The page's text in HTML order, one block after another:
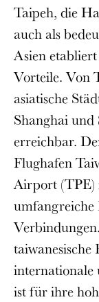
Taipeh, die
auch als
Asien
Vorteile. Von
asiatische
Shanghai
erreichbar.
Flughafen
Airport (TPE)
taiwanesische
internationale
ist für ihre